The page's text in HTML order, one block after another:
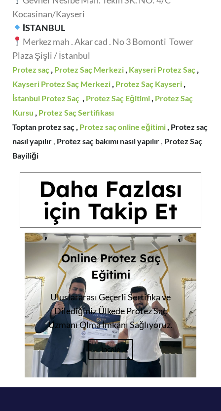
Kocasinan/Kayseri
İSTANBUL
Merkez mah . Akar cad . No 3 Bomonti Tower
Plaza Şişli / İstanbul
Protez saç , Protez Saç Merkezi, Kayseri Protez Saç ,
Kayseri Protez Saç Merkezi, Protez Saç Kayseri,
İstanbul Protez Saç , Protez Saç Eğitimi, Protez Saç
Kursu , Protez Saç Sertifikası
Toptan protez saç, Protez saç online eğitimi, Protez saç
nasıl yapılır , Protez saç bakımı nasıl yapılır , Protez Saç
Bayiliği
Daha Fazlası
için Takip Et
Online Protez Saç
Eğitimi
Uluslararası Geçerli Sertifika ve
Dilediğiniz Ülkede Protez Saç
Uzmanı Olma İmkanı Sağlıyoruz.
İncele